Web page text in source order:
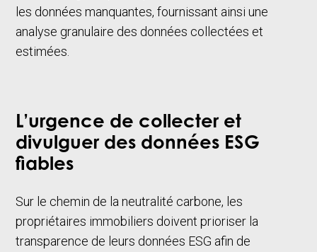
les données manquantes, fournissant ainsi une
analyse granulaire des données collectées et
estimées.
L’urgence de collecter et
divulguer des données ESG
fiables
Sur le chemin de la neutralité carbone, les
propriétaires immobiliers doivent prioriser la
transparence de leurs données ESG afin de